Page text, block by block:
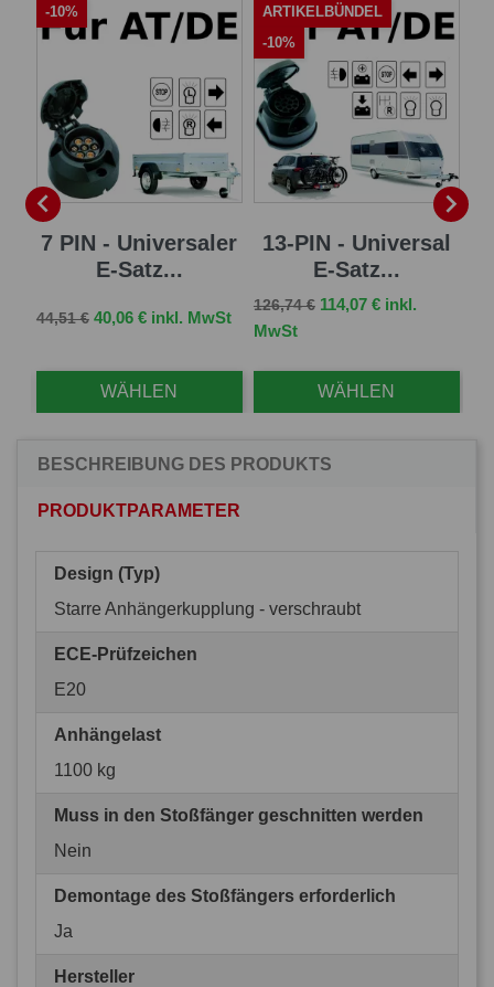

7 PIN - Universaler
E-Satz...
Verkaufspreis
44,51 € Preis
40,06 € inkl. MwSt
WÄHLEN
-10%
13-PIN - Universal
E-Satz...
Verkaufspreis
126,74 € Preis
114,07 € inkl.
MwSt
WÄHLEN
ARTIKELBÜNDEL
-10%

BESCHREIBUNG DES PRODUKTS
PRODUKTPARAMETER
Design (Typ)
Starre Anhängerkupplung - verschraubt
ECE-Prüfzeichen
E20
Anhängelast
1100 kg
Muss in den Stoßfänger geschnitten werden
Nein
Demontage des Stoßfängers erforderlich
Ja
Hersteller